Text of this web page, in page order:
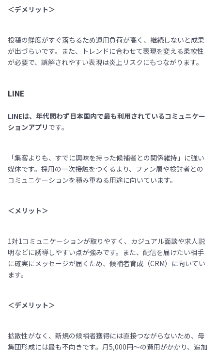
＜デメリット＞
投稿の鮮度がすぐ落ちるため運用負荷が高く、継続しないと成果
が出づらいです。また、トレンドに合わせて表現を変える柔軟性
が必要で、誤解されやすい表現は炎上リスクにもつながります。
LINE
LINEは、年代問わず日本国内で最も利用されているコミュニケー
ションアプリ です。
「集客よりも、すでに興味を持った候補者との関係維持」に強い
媒体です。採用の一次接触をつくるより、ファン層や検討者との
コミュニケーションを積み重ねる用途に向いています。
＜メリット＞
1対1コミュニケーションが取りやすく、カジュアル面談や求人説
明などに誘導しやすい点が強みです。また、配信を届けたい相手
に確実にメッセージが届くため、候補者育成（CRM）に向いてい
ます。
＜デメリット＞
拡散性がなく、新規の候補者獲得には直接つながらないため、母
集団形成には最も不向きです。月5,000円〜の費用がかかり、追加